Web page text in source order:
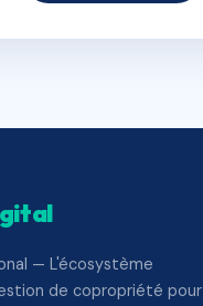
— L'écosystème
de copropriété pour